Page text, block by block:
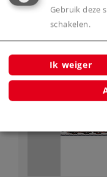
Spoor 1 Tijdperk II
Gebruik deze
schakelen.
Ik weiger